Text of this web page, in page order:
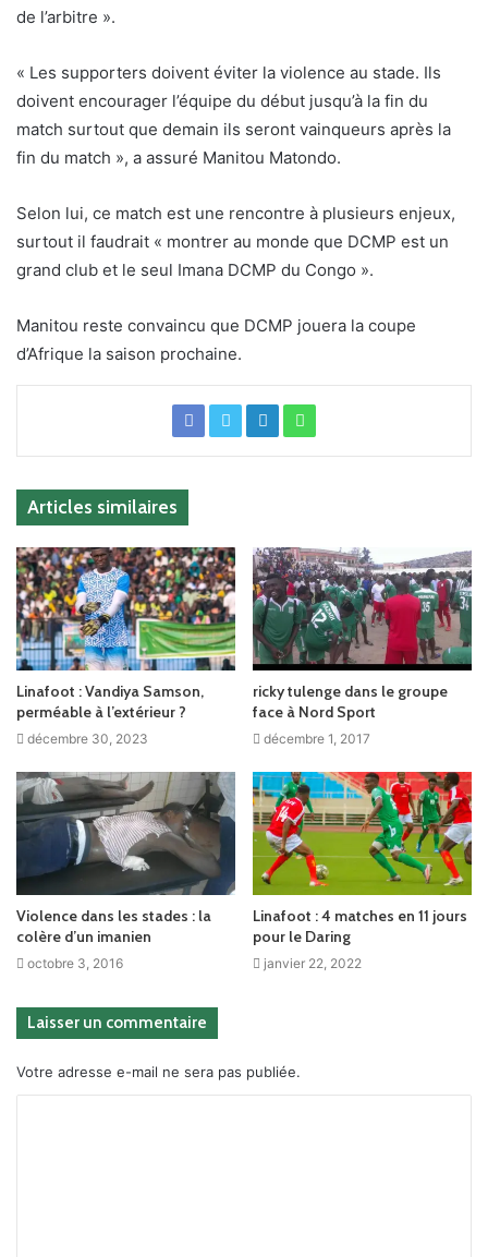
de l’arbitre ».
« Les supporters doivent éviter la violence au stade. Ils
doivent encourager l’équipe du début jusqu’à la fin du
match surtout que demain ils seront vainqueurs après la
fin du match », a assuré Manitou Matondo.
Selon lui, ce match est une rencontre à plusieurs enjeux,
surtout il faudrait « montrer au monde que DCMP est un
grand club et le seul Imana DCMP du Congo ».
Manitou reste convaincu que DCMP jouera la coupe
d’Afrique la saison prochaine.
Articles similaires
Linafoot : Vandiya Samson,
perméable à l’extérieur ?
décembre 30, 2023
ricky tulenge dans le groupe
face à Nord Sport
décembre 1, 2017
Violence dans les stades : la
colère d’un imanien
octobre 3, 2016
Linafoot : 4 matches en 11 jours
pour le Daring
janvier 22, 2022
Laisser un commentaire
Votre adresse e-mail ne sera pas publiée.